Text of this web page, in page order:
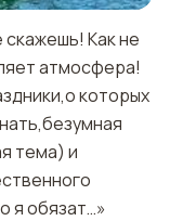
скажешь! Как не
атмосфера!
которых
тема) и
я обязат…»